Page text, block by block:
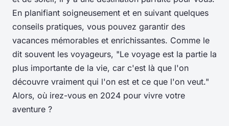
En planifiant soigneusement et en suivant quelques
conseils pratiques, vous pouvez garantir des
vacances mémorables et enrichissantes. Comme le
dit souvent les voyageurs, "Le voyage est la partie la
plus importante de la vie, car c'est là que l'on
découvre vraiment qui l'on est et ce que l'on veut."
Alors, où irez-vous en 2024 pour vivre votre
aventure ?